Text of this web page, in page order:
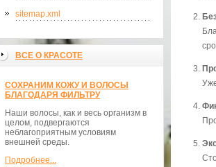
sitemap.xml
ВСЕ О КРАСОТЕ
СОХРАНИМ КОЖУ И ВОЛОСЫ
БЛАГОДАРЯ ФИЛЬТРУ
Наши волосы, как и весь организм в
целом, подвергаются
неблагоприятным условиям
внешней среды.
Подробнее...